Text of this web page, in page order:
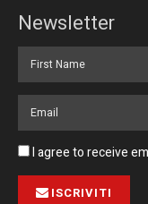
Newsletter
I agree to receive
ISCRIVITI